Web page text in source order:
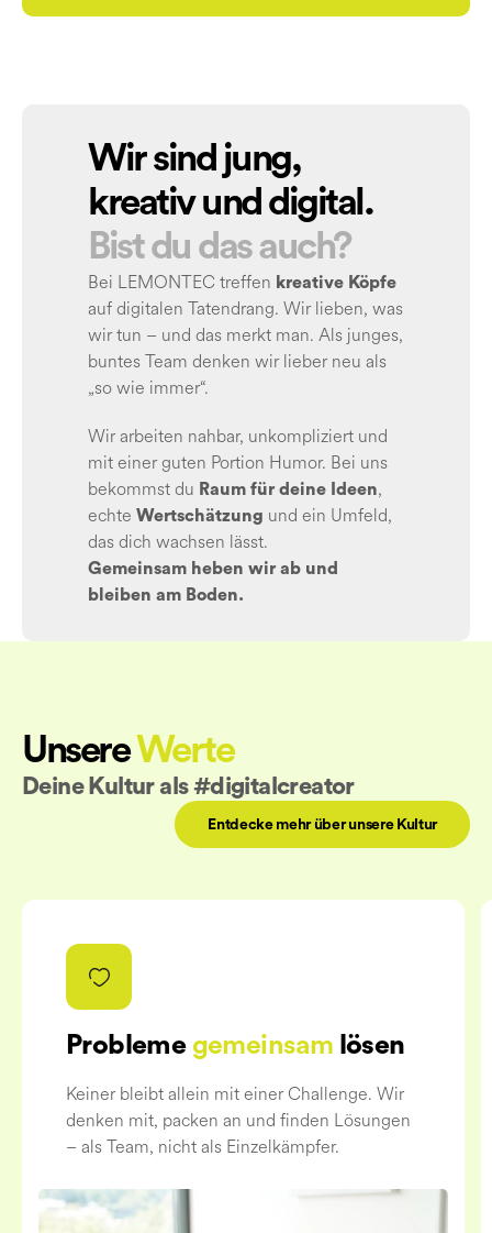
Wir sind jung,
kreativ und digital.
Bist du das auch?
Bei LEMONTEC treffen kreative Köpfe
auf digitalen Tatendrang. Wir lieben, was
wir tun – und das merkt man. Als junges,
buntes Team denken wir lieber neu als
„so wie immer“.
Wir arbeiten nahbar, unkompliziert und
mit einer guten Portion Humor. Bei uns
bekommst du Raum für deine Ideen,
echte Wertschätzung und ein Umfeld,
das dich wachsen lässt.
Gemeinsam heben wir ab und
bleiben am Boden.
UnsereWerte
Deine Kultur als #digitalcreator
Entdecke mehr über unsere Kultur
Probleme gemeinsam lösen
Keiner bleibt allein mit einer Challenge. Wir
denken mit, packen an und finden Lösungen
– als Team, nicht als Einzelkämpfer.